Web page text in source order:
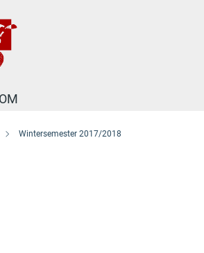
Wintersemester 2017/2018